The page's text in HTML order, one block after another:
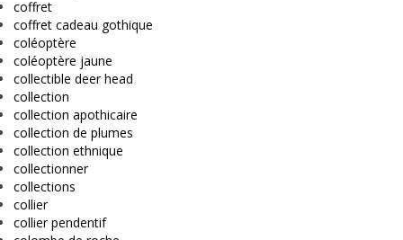
coffret
coffret cadeau gothique
coléoptère
coléoptère jaune
collectible deer head
collection
collection apothicaire
collection de plumes
collection ethnique
collectionner
collections
collier
collier pendentif